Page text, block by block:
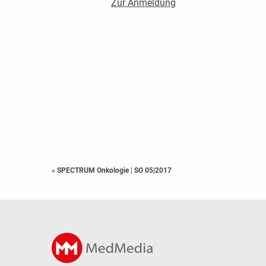
Zur Anmeldung
« SPECTRUM Onkologie | SO 05|2017